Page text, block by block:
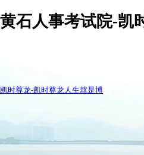
黄石人事考试院-凯
凯时尊龙-凯时尊龙人生就是博